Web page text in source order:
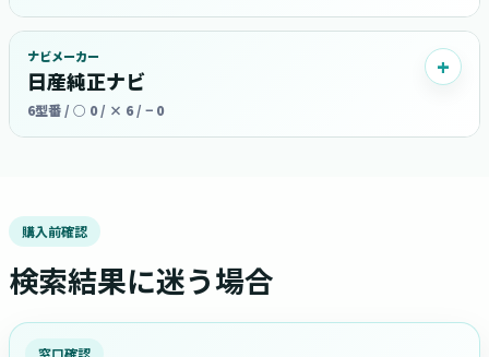
ナビメーカー
日産純正ナビ
6型番 / ○ 0 / × 6 / − 0
購入前確認
検索結果に迷う場合
窓口確認